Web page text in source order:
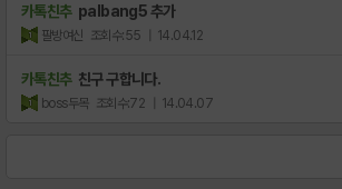
카톡친추 palbang5 추가
팔방여신 조회수:55 | 14.04.12
카톡친추 친구 구합니다.
boss두목 조회수:72 | 14.04.07